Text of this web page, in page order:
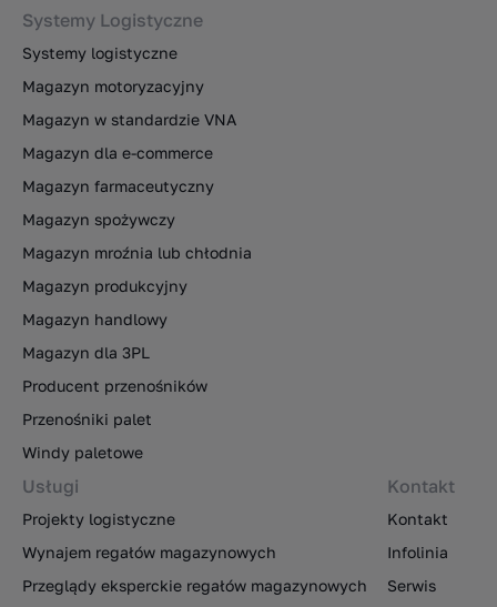
Systemy Logistyczne
Systemy logistyczne
Magazyn motoryzacyjny
Magazyn w standardzie VNA
Magazyn dla e-commerce
Magazyn farmaceutyczny
Magazyn spożywczy
Magazyn mroźnia lub chłodnia
Magazyn produkcyjny
Magazyn handlowy
Magazyn dla 3PL
Producent przenośników
Przenośniki palet
Windy paletowe
Usługi
Projekty logistyczne
Wynajem regałów magazynowych
Przeglądy eksperckie regałów magazynowych
Kontakt
Kontakt
Infolinia
Serwis